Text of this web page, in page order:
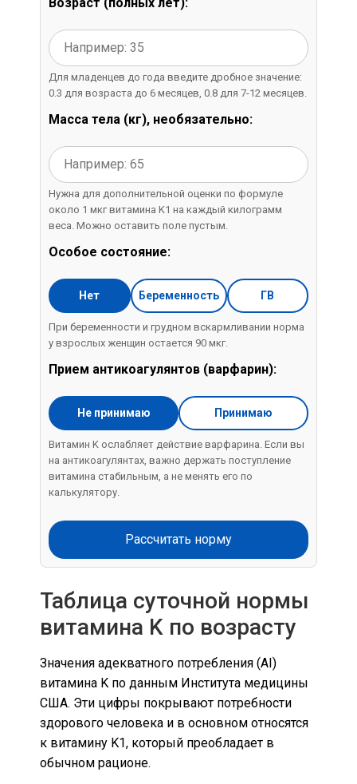
Для младенцев до года введите дробное значение:
0.3 для возраста до 6 месяцев, 0.8 для 7-12 месяцев.
Масса тела (кг), необязательно:
Нужна для дополнительной оценки по формуле
около 1 мкг витамина K1 на каждый килограмм
веса. Можно оставить поле пустым.
Особое состояние:
Нет Беременность ГВ
При беременности и грудном вскармливании норма
у взрослых женщин остается 90 мкг.
Прием антикоагулянтов (варфарин):
Не принимаю Принимаю
Витамин K ослабляет действие варфарина. Если вы
на антикоагулянтах, важно держать поступление
витамина стабильным, а не менять его по
калькулятору.
Рассчитать норму
Таблица суточной нормы
витамина K по возрасту
Значения адекватного потребления (AI)
витамина K по данным Института медицины
США. Эти цифры покрывают потребности
здорового человека и в основном относятся
к витамину K1, который преобладает в
обычном рационе.